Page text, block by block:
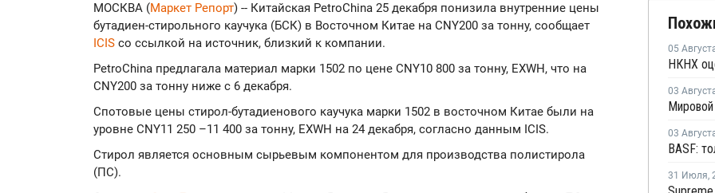
МОСКВА (Маркет Репорт) -- Китайская PetroChina 25 декабря понизила внутренние цены
бутадиен-стирольного каучука (БСК) в Восточном Китае на CNY200 за тонну, сообщает
ICIS cо ссылкой на источник, близкий к компании.
PetroChina предлагала материал марки 1502 по цене CNY10 800 за тонну, EXWH, что на
CNY200 за тонну ниже с 6 декабря.
Спотовые цены стирол-бутадиенового каучука марки 1502 в восточном Китае были на
уровне CNY11 250 –11 400 за тонну, EXWH на 24 декабря, согласно данным ICIS.
Стирол является основным сырьевым компонентом для производства полистирола
(ПС).
05
03
03
31 Июля,